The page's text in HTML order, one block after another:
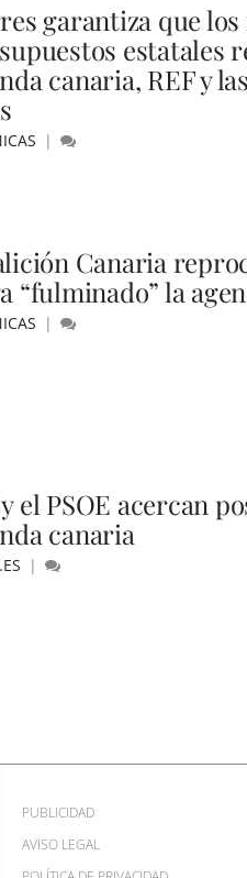
garantiza que los
estatales
canaria, REF y
Canaria
“fulminado” la
el PSOE acercan
canaria
PUBLICIDAD
AVISO LEGAL